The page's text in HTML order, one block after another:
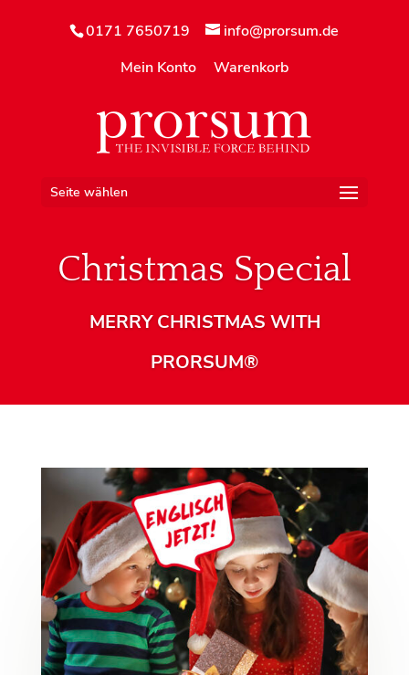
0171 7650719
info@prorsum.de
Mein Konto
Warenkorb
Seite wählen
Christmas Special
MERRY CHRISTMAS WITH
PRORSUM®